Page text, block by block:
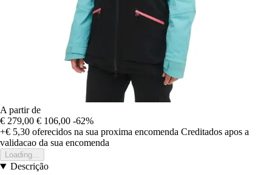
A partir de
€ 279,00 € 106,00 -62%
+€ 5,30 oferecidos na sua proxima encomenda Creditados apos a
validacao da sua encomenda
Loading...
Descrição